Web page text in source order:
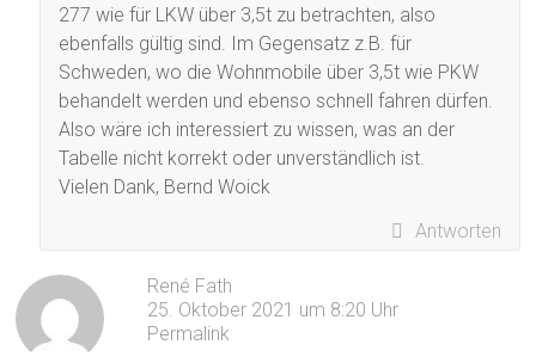
277 wie für LKW über 3,5t zu betrachten, also
ebenfalls gültig sind. Im Gegensatz z.B. für
Schweden, wo die Wohnmobile über 3,5t wie PKW
behandelt werden und ebenso schnell fahren dürfen.
Also wäre ich interessiert zu wissen, was an der
Tabelle nicht korrekt oder unverständlich ist.
Vielen Dank, Bernd Woick
Antworten
René Fath
25. Oktober 2021 um 8:20 Uhr
Permalink